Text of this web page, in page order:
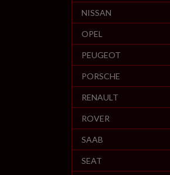
NISSAN
OPEL
PEUGEOT
PORSCHE
RENAULT
ROVER
SAAB
SEAT